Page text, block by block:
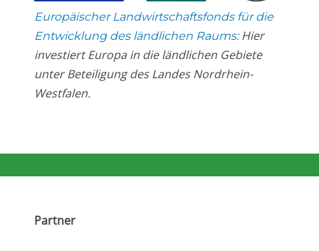
Europäischer Landwirtschaftsfonds für die
Entwicklung des ländlichen Raums:Hier
investiert Europa in die ländlichen Gebiete
unter Beteiligung des Landes Nordrhein-
Westfalen.
Partner